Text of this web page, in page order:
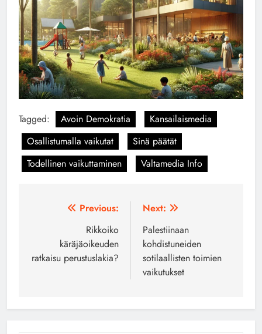
Tagged: Avoin Demokratia
Kansailaismedia
Osallistumalla vaikutat
Sinä päätät
Todellinen vaikuttaminen
Valtamedia Info
Artikkelien
Previous:
Rikkoiko
käräjäoikeuden
ratkaisu perustuslakia?
Next:
Palestiinaan
kohdistuneiden
sotilaallisten toimien
vaikutukset